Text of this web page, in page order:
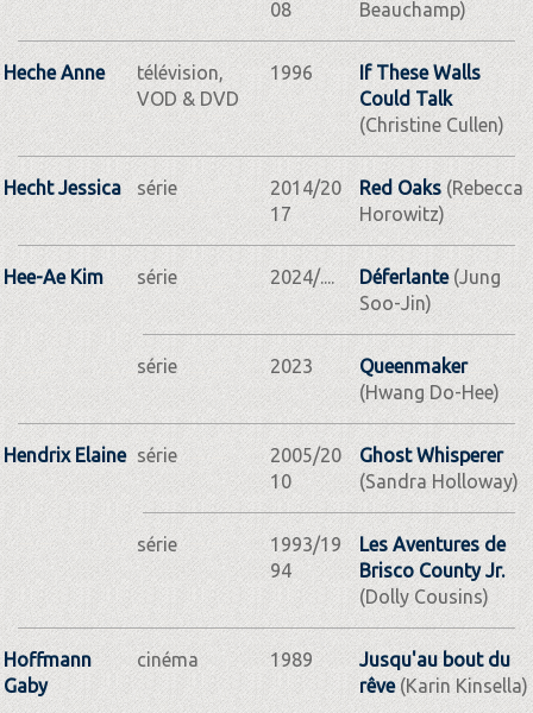
08
Beauchamp)
Heche Anne
télévision,
VOD & DVD
1996
If These Walls
Could Talk
(Christine Cullen)
Hecht Jessica série
2014/20
17
Red Oaks(Rebecca
Horowitz)
Hee-Ae Kim série 2024/.... Déferlante(Jung
Soo-Jin)
série 2023
Queenmaker
(Hwang Do-Hee)
Hendrix Elaine série
2005/20
10
Ghost Whisperer
(Sandra Holloway)
série
1993/19
94
Les Aventures de
Brisco County Jr.
(Dolly Cousins)
Hoffmann
Gaby
cinéma 1989
Jusqu'au bout du
rêve(Karin Kinsella)